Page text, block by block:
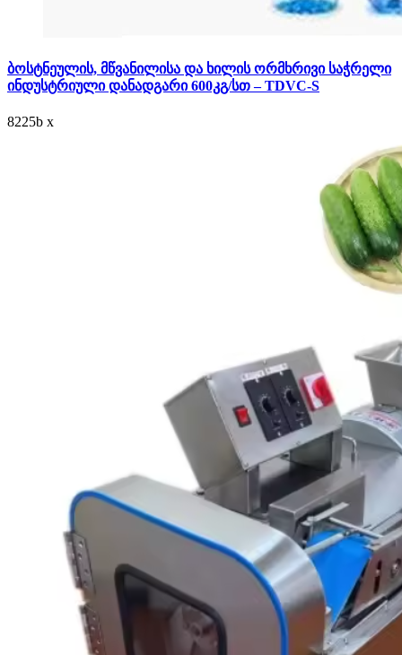
ბოსტნეულის, მწვანილისა და ხილის ორმხრივი საჭრელი
ინდუსტრიული დანადგარი 600კგ/სთ – TDVC-S
8225b x